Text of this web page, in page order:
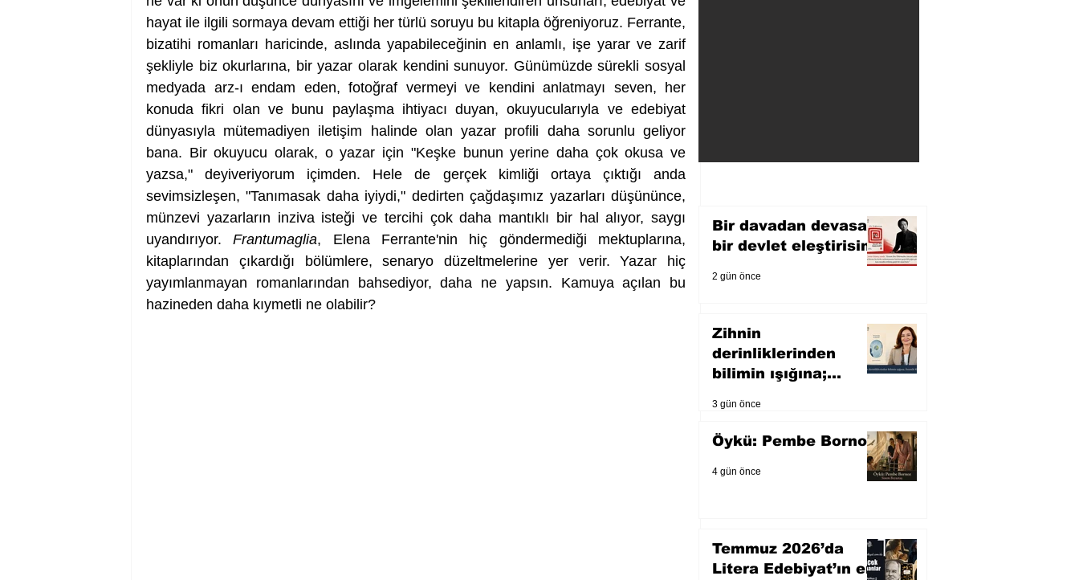
hayat ile ilgili sormaya devam ettiği her türlü soruyu bu kitapla öğreniyoruz. Ferrante,
bizatihi romanları haricinde, aslında yapabileceğinin en anlamlı, işe yarar ve zarif
şekliyle biz okurlarına, bir yazar olarak kendini sunuyor. Günümüzde sürekli sosyal
medyada arz-ı endam eden, fotoğraf vermeyi ve kendini anlatmayı seven, her
konuda fikri olan ve bunu paylaşma ihtiyacı duyan, okuyucularıyla ve edebiyat
dünyasıyla mütemadiyen iletişim halinde olan yazar profili daha sorunlu geliyor
bana. Bir okuyucu olarak, o yazar için "Keşke bunun yerine daha çok okusa ve
yazsa," deyiveriyorum içimden. Hele de gerçek kimliği ortaya çıktığı anda
sevimsizleşen, "Tanımasak daha iyiydi," dedirten çağdaşımız yazarları düşününce,
münzevi yazarların inziva isteği ve tercihi çok daha mantıklı bir hal alıyor, saygı
uyandırıyor. Frantumaglia, Elena Ferrante'nin hiç göndermediği mektuplarına,
kitaplarından çıkardığı bölümlere, senaryo düzeltmelerine yer verir. Yazar hiç
yayımlanmayan romanlarından bahsediyor, daha ne yapsın. Kamuya açılan bu
hazineden daha kıymetli ne olabilir?
Bir davadan devasa
bir devlet eleştirisine
2 gün önce
Zihnin
derinliklerinden
bilimin ışığına;
3 gün önce
Öykü: Pembe Bornoz
4 gün önce
Temmuz 2026’da
Litera Edebiyat’ın en